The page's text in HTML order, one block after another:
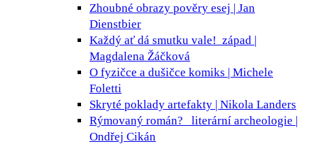
Zhoubné obrazy pověry esej | Jan
Dienstbier
Každý ať dá smutku vale! západ |
Magdalena Žáčková
O fyzičce a dušičce komiks | Michele
Foletti
Skryté poklady artefakty | Nikola Landers
Rýmovaný román?
literární archeologie |
Ondřej Cikán